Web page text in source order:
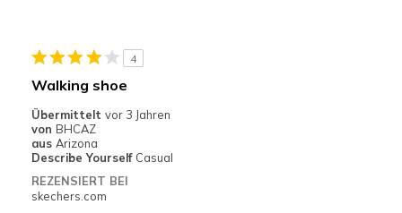
Going Out
4
Walking shoe
Übermittelt vor 3 Jahren
von BHCAZ
aus Arizona
Describe Yourself Casual
REZENSIERT BEI
skechers.com